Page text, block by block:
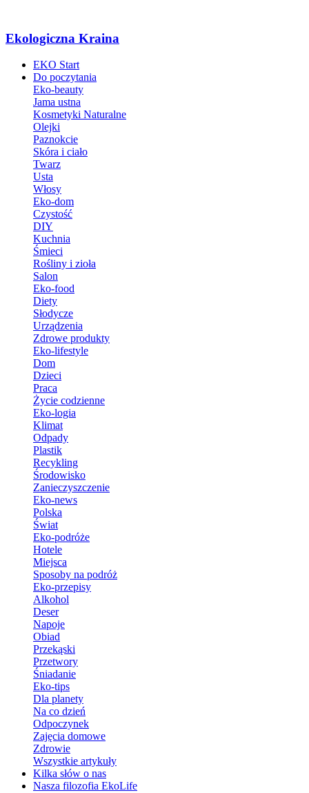
Ekologiczna Kraina
EKO Start
Do poczytania
Eko-beauty
Jama ustna
Kosmetyki Naturalne
Olejki
Paznokcie
Skóra i ciało
Twarz
Usta
Włosy
Eko-dom
Czystość
DIY
Kuchnia
Śmieci
Rośliny i zioła
Salon
Eko-food
Diety
Słodycze
Urządzenia
Zdrowe produkty
Eko-lifestyle
Dom
Dzieci
Praca
Życie codzienne
Eko-logia
Klimat
Odpady
Plastik
Recykling
Środowisko
Zanieczyszczenie
Eko-news
Polska
Świat
Eko-podróże
Hotele
Miejsca
Sposoby na podróż
Eko-przepisy
Alkohol
Deser
Napoje
Obiad
Przekąski
Przetwory
Śniadanie
Eko-tips
Dla planety
Na co dzień
Odpoczynek
Zajęcia domowe
Zdrowie
Wszystkie artykuły
Kilka słów o nas
Nasza filozofia EkoLife